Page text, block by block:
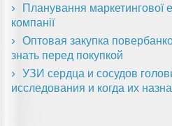
Планування маркетингової
компанії
Оптовая закупка
знать перед покупкой
УЗИ сердца и сосудов
исследования и когда их